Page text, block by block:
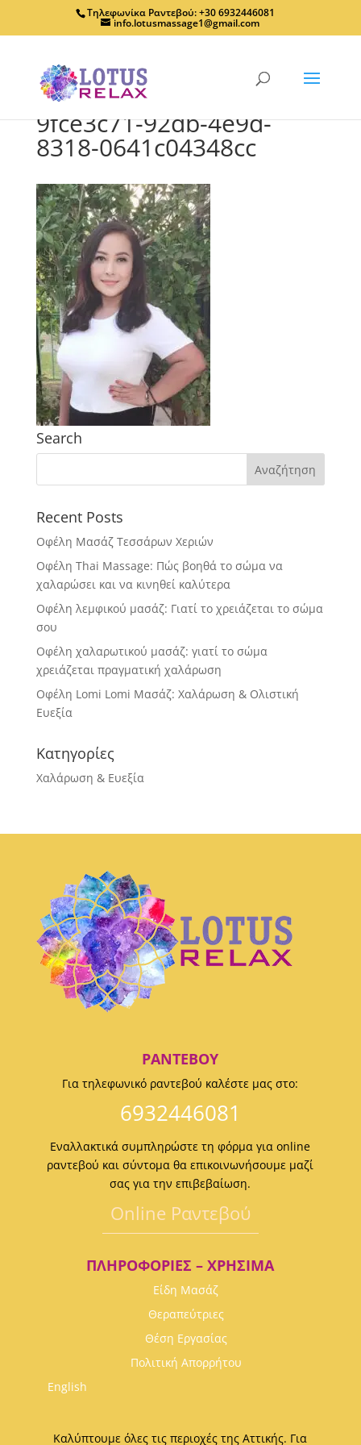
Τηλεφωνίκα Ραντεβού: +30 6932446081
info.lotusmassage1@gmail.com
9fce3c71-92db-4e9d-
8318-0641c04348cc
Search
Recent Posts
Οφέλη Μασάζ Τεσσάρων Χεριών
Οφέλη Thai Massage: Πώς βοηθά το σώμα να
χαλαρώσει και να κινηθεί καλύτερα
Οφέλη λεμφικού μασάζ: Γιατί το χρειάζεται το σώμα
σου
Οφέλη χαλαρωτικού μασάζ: γιατί το σώμα
χρειάζεται πραγματική χαλάρωση
Οφέλη Lomi Lomi Μασάζ: Χαλάρωση & Ολιστική
Ευεξία
Κατηγορίες
Χαλάρωση & Ευεξία
ΡΑΝΤΕΒΟΎ
Για τηλεφωνικό ραντεβού καλέστε μας στο:
6932446081
Εναλλακτικά συμπληρώστε τη φόρμα για online
ραντεβού και σύντομα θα επικοινωνήσουμε μαζί
σας για την επιβεβαίωση.
Οnline Ραντεβού
ΠΛΗΡΟΦΟΡΊΕΣ – ΧΡΉΣΙΜΑ
Είδη Μασάζ
Θεραπεύτριες
Θέση Εργασίας
Πολιτική Απορρήτου
English
Καλύπτουμε όλες τις περιοχές της Αττικής. Για